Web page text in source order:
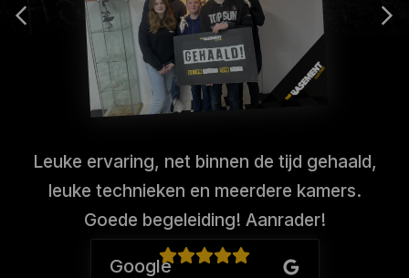
Leuke ervaring, net binnen de tijd gehaald,
leuke technieken en meerdere kamers.
Goede begeleiding! Aanrader!
Google